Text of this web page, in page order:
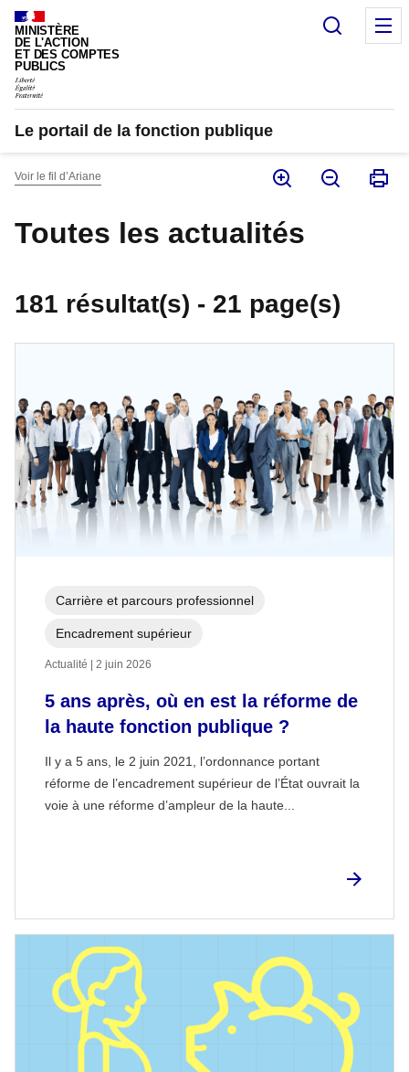
Panneau de gestion des cookies
MINISTÈRE
DE L'ACTION
ET DES COMPTES
PUBLICS
Le portail de la fonction publique
Voir le fil d’Ariane
Toutes les actualités
181 résultat(s) - 21 page(s)
5 ans après, où en est la réforme de
la haute fonction publique ?
Il y a 5 ans, le 2 juin 2021, l’ordonnance portant
réforme de l’encadrement supérieur de l’État ouvrait la
voie à une réforme d’ampleur de la haute...
Carrière et parcours professionnel
Encadrement supérieur
Actualité | 2 juin 2026